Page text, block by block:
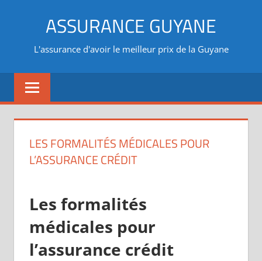
ASSURANCE GUYANE
L'assurance d'avoir le meilleur prix de la Guyane
LES FORMALITÉS MÉDICALES POUR
L’ASSURANCE CRÉDIT
Les formalités
médicales pour
l’assurance crédit